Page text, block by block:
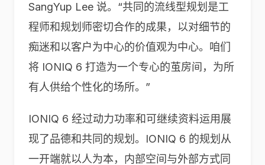
SangYup Lee 说。“共同的流线型规划是工
程师和规划师密切合作的成果，以对细节的
痴迷和以客户为中心的价值观为中心。咱们
将 IONIQ 6 打造为一个专心的茧房间，为所
有人供给个性化的场所。”
IONIQ 6 经过动力功率和可继续资料运用展
现了品德和共同的规划。IONIQ 6 的规划从
一开端就以人为本，内部空间与外部方式同